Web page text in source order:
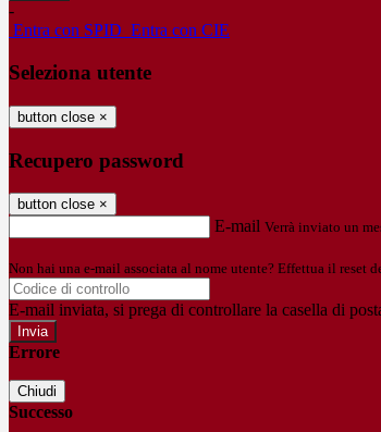
-
Entra con SPID Entra con CIE
Seleziona utente
button close ×
Recupero password
button close ×
E-mail Verrà inviato un
Non hai una e-mail associata al nome utente? Effettua il reset
E-mail inviata, si prega di controllare la casella di
Errore
Chiudi
Successo